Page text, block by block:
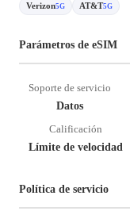
Verizon5G AT&T5G
Parámetros de eSIM
Soporte de servicio
Datos
Calificación
Límite de velocidad
Política de servicio